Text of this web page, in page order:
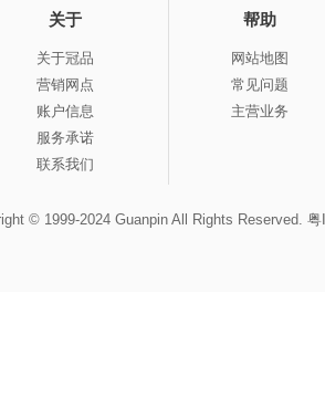
关于
关于冠品
营销网点
账户信息
服务承诺
联系我们
帮助
网站地图
常见问题
主营业务
© 1999-2024 Guanpin All Rights Reserved. 粤